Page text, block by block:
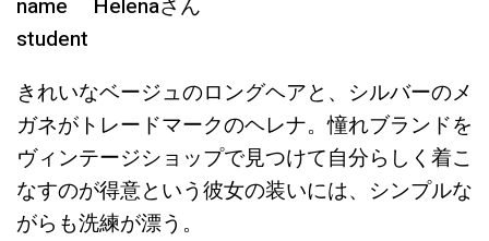
name Helenaさん
student
きれいなベージュのロングヘアと、シルバーのメ
ガネがトレードマークのヘレナ。憧れブランドを
ヴィンテージショップで見つけて自分らしく着こ
なすのが得意という彼女の装いには、シンプルな
がらも洗練が漂う。